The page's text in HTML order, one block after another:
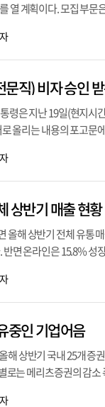
열 계획이다. 모집 부문
직) 비자 승인
령은 지난 19일(현지시
올리는 내용의 포고문
상반기 매출 현황
올해 상반기 전체 유통
면 온라인은 15.8% 성
중인 기업어음
해 상반기 국내 25개 증
로는 메리츠증권의 감소